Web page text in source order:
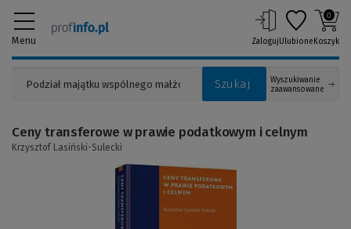
Menu
Szukaj
Wyszukiwanie
zaawansowane
ZalogujUlubione
0
Koszyk
(Link
Ceny transferowe w prawie podatkowym i celnym
Krzysztof Lasiński-Sulecki